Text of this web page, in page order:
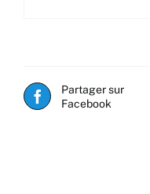
Partager sur
Facebook